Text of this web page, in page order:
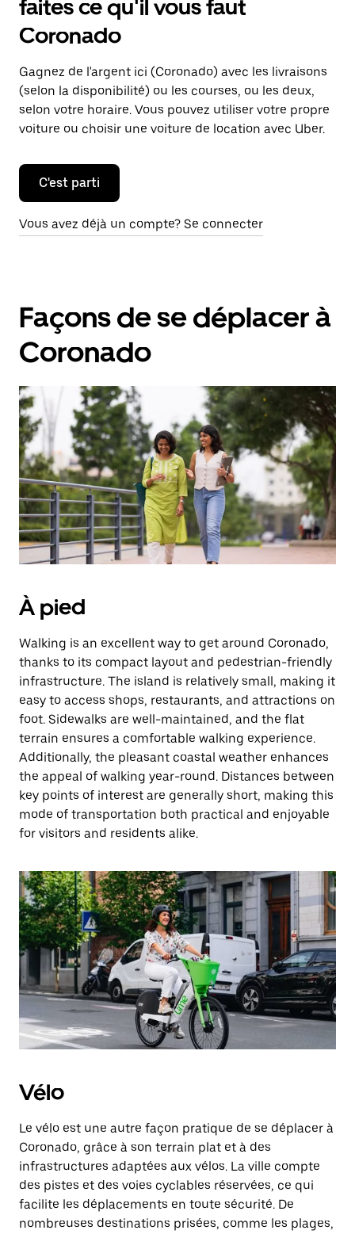
faites ce qu'il vous faut
Coronado
Gagnez de l'argent ici (Coronado) avec les livraisons
(selon la disponibilité) ou les courses, ou les deux,
selon votre horaire. Vous pouvez utiliser votre propre
voiture ou choisir une voiture de location avec Uber.
C'est parti
Vous avez déjà un compte? Se connecter
Façons de se déplacer à
Coronado
À pied
Walking is an excellent way to get around Coronado,
thanks to its compact layout and pedestrian-friendly
infrastructure. The island is relatively small, making it
easy to access shops, restaurants, and attractions on
foot. Sidewalks are well-maintained, and the flat
terrain ensures a comfortable walking experience.
Additionally, the pleasant coastal weather enhances
the appeal of walking year-round. Distances between
key points of interest are generally short, making this
mode of transportation both practical and enjoyable
for visitors and residents alike.
Vélo
Le vélo est une autre façon pratique de se déplacer à
Coronado, grâce à son terrain plat et à des
infrastructures adaptées aux vélos. La ville compte
des pistes et des voies cyclables réservées, ce qui
facilite les déplacements en toute sécurité. De
nombreuses destinations prisées, comme les plages,